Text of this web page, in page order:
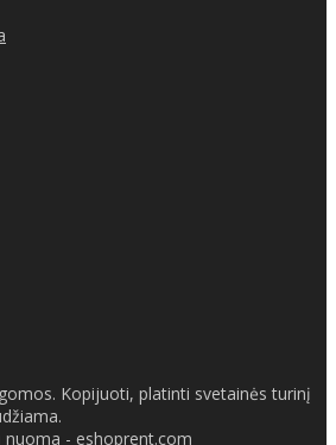
Kopijuoti, platinti svetainės turinį
nuoma - eshoprent.com